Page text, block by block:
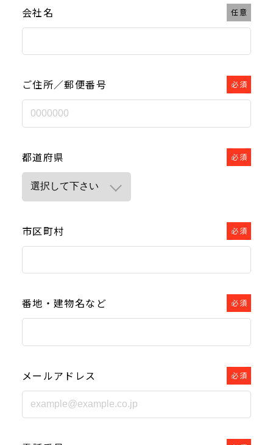
会社名 任意
ご住所／郵便番号 必須
都道府県 必須
市区町村 必須
番地・建物名など 必須
メールアドレス 必須